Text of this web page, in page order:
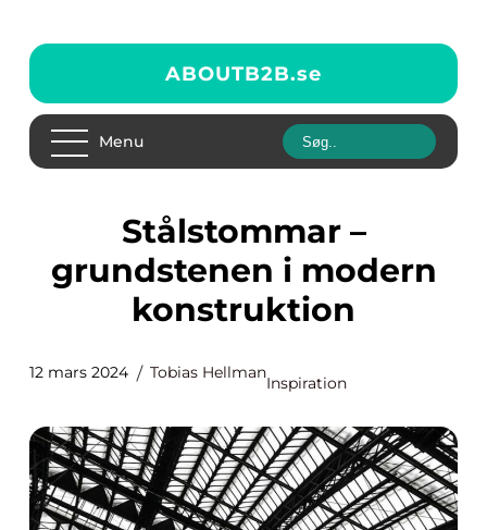
ABOUTB2B.se
Menu
Stålstommar –
grundstenen i modern
konstruktion
12 mars 2024 Tobias Hellman
Inspiration